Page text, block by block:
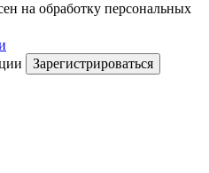
на обработку персональных
Зарегистрироваться